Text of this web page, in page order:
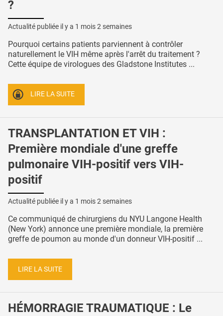
?
Actualité publiée il y a 1 mois 2 semaines
Pourquoi certains patients parviennent à contrôler
naturellement le VIH même après l'arrêt du traitement ?
Cette équipe de virologues des Gladstone Institutes ...
LIRE LA SUITE
TRANSPLANTATION ET VIH :
Première mondiale d'une greffe
pulmonaire VIH-positif vers VIH-
positif
Actualité publiée il y a 1 mois 2 semaines
Ce communiqué de chirurgiens du NYU Langone Health
(New York) annonce une première mondiale, la première
greffe de poumon au monde d'un donneur VIH-positif ...
LIRE LA SUITE
HÉMORRAGIE TRAUMATIQUE : Le